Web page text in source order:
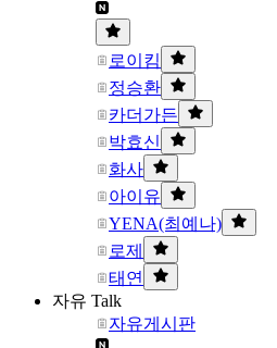
로이킴
정승환
카더가든
박효신
화사
아이유
YENA(최예나)
로제
태연
자유 Talk
자유게시판